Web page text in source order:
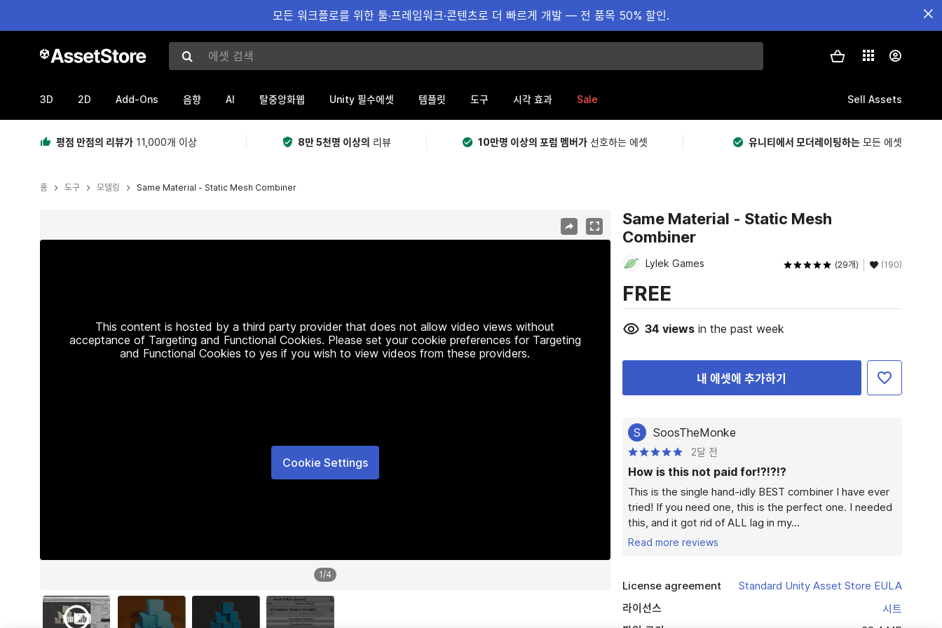
모든 워크플로를 위한 툴·프레임워크·콘텐츠로 더 빠르게 개발 — 전 품목 50% 할인.
에셋 검색
3D 2D Add-Ons 음향 AI 탈중앙화웹 Unity 필수에셋 템플릿 도구 시각 효과 Sale Sell Assets
평점 만점의 리뷰가 11,000개 이상 8만 5천명 이상의 리뷰 10만명 이상의 포럼 멤버가 선호하는 에셋 유니티에서 모더레이팅하는 모든 에셋
홈 도구 모델링 Same Material - Static Mesh Combiner
This content is hosted by a third party provider that does not allow video views without
acceptance of Targeting and Functional Cookies. Please set your cookie preferences for Targeting
and Functional Cookies to yes if you wish to view videos from these providers.
Cookie Settings
1/4
Same Material - Static Mesh
Combiner
Lylek Games (29개) (190)
FREE
34 viewsin the past week
내 에셋에 추가하기
S SoosTheMonke
2달 전
How is this not paid for!?!?!?
This is the single hand-idly BEST combiner I have ever
tried! If you need one, this is the perfect one. I needed
this, and it got rid of ALL lag in my...
Read more reviews
License agreement
Standard Unity Asset Store EULA
라이선스
시트